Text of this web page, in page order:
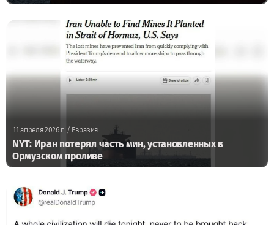
11 апреля 2026 г. / Евразия
NYT: Иран потерял часть мин, установленных в
Ормузском проливе